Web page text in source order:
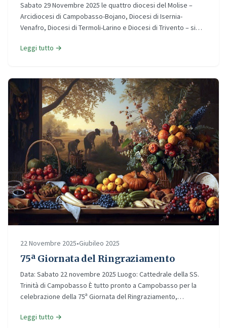
Sabato 29 Novembre 2025 le quattro diocesi del Molise –
Arcidiocesi di Campobasso-Bojano, Diocesi di Isernia-
Venafro, Diocesi di Termoli-Larino e Diocesi di Trivento – si…
Leggi tutto →
22 Novembre 2025•Giubileo 2025
75ª Giornata del Ringraziamento
Data: Sabato 22 novembre 2025 Luogo: Cattedrale della SS.
Trinità di Campobasso È tutto pronto a Campobasso per la
celebrazione della 75ª Giornata del Ringraziamento,…
Leggi tutto →